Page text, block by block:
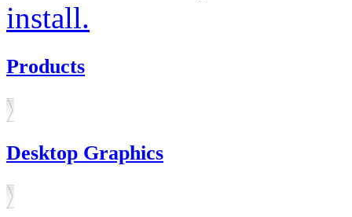
install.
Products
Desktop Graphics